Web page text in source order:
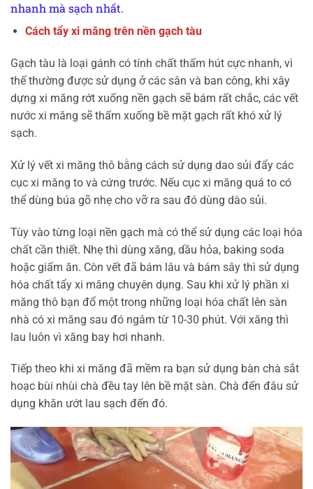
nhanh mà sạch nhất.
Cách tẩy xi măng trên nền gạch tàu
Gạch tàu là loại gánh có tính chất thấm hút cực nhanh, vì
thế thường được sử dụng ở các sân và ban công, khi xây
dựng xi măng rớt xuống nền gạch sẽ bám rất chắc, các vết
nước xi măng sẽ thấm xuống bề mặt gạch rất khó xử lý
sạch.
Xử lý vết xi măng thô bằng cách sử dụng dao sủi đẩy các
cục xi măng to và cứng trước. Nếu cục xi măng quá to có
thể dùng búa gõ nhẹ cho vỡ ra sau đó dùng dào sủi.
Tùy vào từng loại nền gạch mà có thể sử dụng các loại hóa
chất cần thiết. Nhẹ thì dùng xăng, dầu hỏa, baking soda
hoặc giấm ăn. Còn vết đã bám lâu và bám sây thì sử dụng
hóa chất tẩy xi măng chuyên dụng. Sau khi xử lý phần xi
măng thô bạn đổ một trong những loại hóa chất lên sàn
nhà có xi măng sau đó ngâm từ 10-30 phút. Với xăng thì
lau luôn vì xăng bay hơi nhanh.
Tiếp theo khi xi măng đã mềm ra bạn sử dụng bàn chà sắt
hoạc bùi nhùi chà đều tay lên bề mặt sàn. Chà đến đâu sử
dụng khăn ướt lau sạch đến đó.